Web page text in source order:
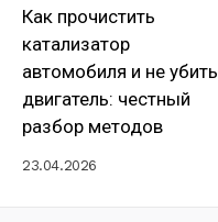
Как прочистить
катализатор
автомобиля и не убить
двигатель: честный
разбор методов
23.04.2026